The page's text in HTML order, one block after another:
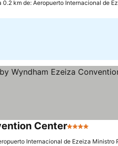
0.2 km de: Aeropuerto Internacional de
Center4 Estrellas
Internacional de Ezeiza Ministro